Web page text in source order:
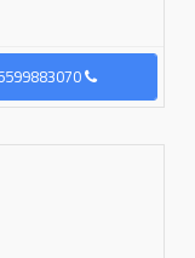
96599883070